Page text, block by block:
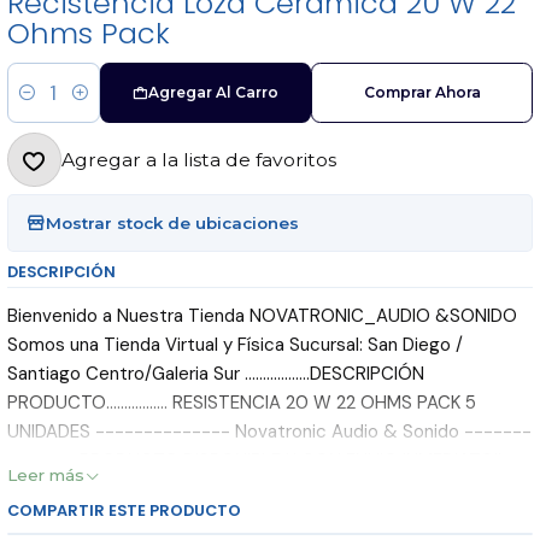
Ohms Pack
Cantidad
Agregar Al Carro Comprar Ahora
Agregar a la lista de favoritos
Mostrar stock de ubicaciones
DESCRIPCIÓN
Bienvenido a Nuestra Tienda NOVATRONIC_AUDIO &SONIDO
Somos una Tienda Virtual y Física Sucursal: San Diego /
Santiago Centro/Galeria Sur ..................DESCRIPCIÓN
PRODUCTO................. RESISTENCIA 20 W 22 OHMS PACK 5
UNIDADES -------------- Novatronic Audio & Sonido -------
Factura, después de hacer la compra contactanos por
Leer más
COMPARTIR ESTE PRODUCTO